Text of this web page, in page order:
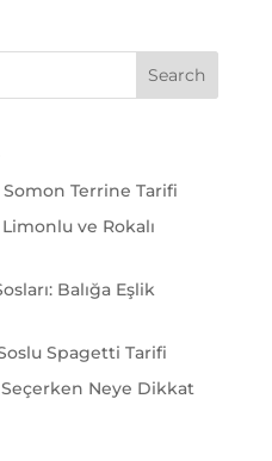
Search
Terrine Tarifi
ve Rokalı
Balığa Eşlik
Spagetti Tarifi
Seçerken Neye Dikkat